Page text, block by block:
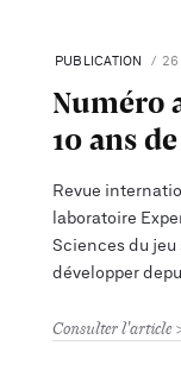
PUBLICATION 26
Numéro
10 ans
Revue
laboratoire
Sciences du jeu
développer
Consulter l'article